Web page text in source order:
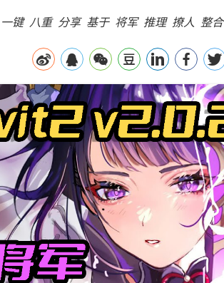
一键 八重 分享 基于 将军 推理 撩人 整合